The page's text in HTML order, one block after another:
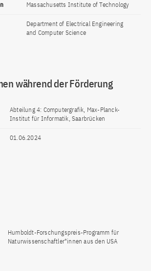
Massachusetts Institute of Technology
Department of Electrical Engineering
and Computer Science
während der Förderung
Abteilung 4: Computergrafik, Max-Planck-
Institut für Informatik, Saarbrücken
01.06.2024
Humboldt-Forschungspreis-Programm für
Naturwissenschaftler*innen aus den USA